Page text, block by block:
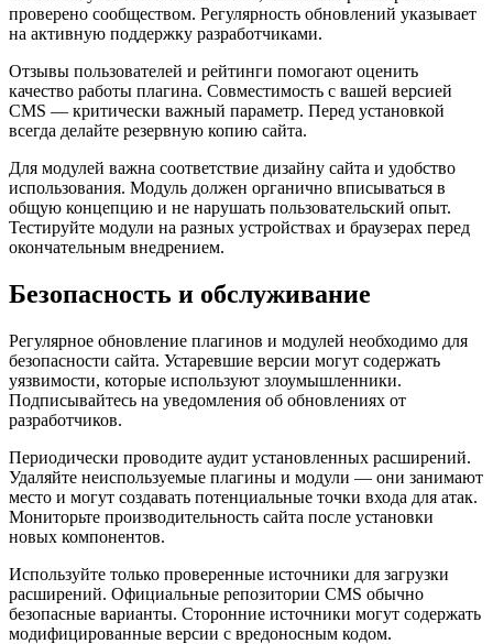
проверено сообществом. Регулярность обновлений указывает
на активную поддержку разработчиками.
Отзывы пользователей и рейтинги помогают оценить
качество работы плагина. Совместимость с вашей версией
CMS — критически важный параметр. Перед установкой
всегда делайте резервную копию сайта.
Для модулей важна соответствие дизайну сайта и удобство
использования. Модуль должен органично вписываться в
общую концепцию и не нарушать пользовательский опыт.
Тестируйте модули на разных устройствах и браузерах перед
окончательным внедрением.
Безопасность и обслуживание
Регулярное обновление плагинов и модулей необходимо для
безопасности сайта. Устаревшие версии могут содержать
уязвимости, которые используют злоумышленники.
Подписывайтесь на уведомления об обновлениях от
разработчиков.
Периодически проводите аудит установленных расширений.
Удаляйте неиспользуемые плагины и модули — они занимают
место и могут создавать потенциальные точки входа для атак.
Мониторьте производительность сайта после установки
новых компонентов.
Используйте только проверенные источники для загрузки
расширений. Официальные репозитории CMS обычно
безопасные варианты. Сторонние источники могут содержать
модифицированные версии с вредоносным кодом.